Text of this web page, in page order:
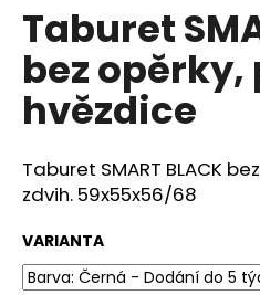
Taburet
bez opěrky,
hvězdice
Taburet SMART BLACK
zdvih. 59x55x56/68
VARIANTA
p
o
r
u
č
j
e
m
e